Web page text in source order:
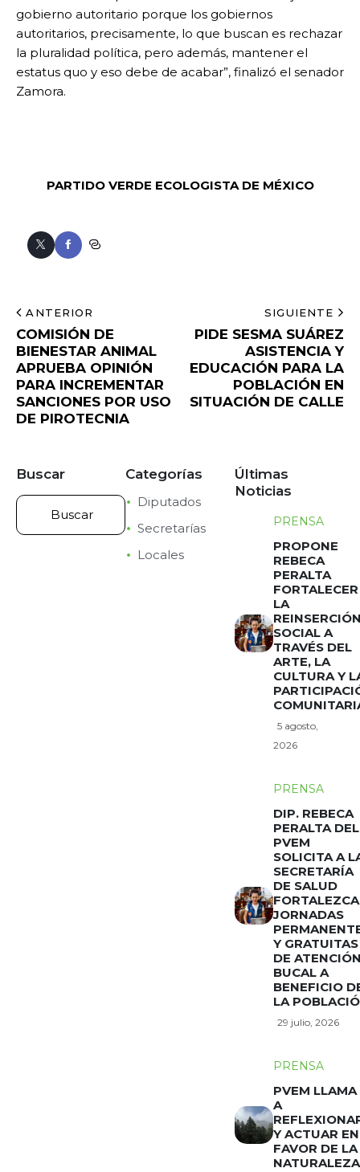
gobierno autoritario porque los gobiernos
autoritarios, precisamente, lo que buscan es rechazar
la pluralidad política, pero además, mantener el
estatus quo y eso debe de acabar”, finalizó el senador
Zamora.
PARTIDO VERDE ECOLOGISTA DE MÉXICO
ANTERIOR
COMISIÓN DE
BIENESTAR ANIMAL
APRUEBA OPINIÓN
PARA INCREMENTAR
SANCIONES POR USO
DE PIROTECNIA
SIGUIENTE
PIDE SESMA SUÁREZ
ASISTENCIA Y
EDUCACIÓN PARA LA
POBLACIÓN EN
SITUACIÓN DE CALLE
Buscar Categorías
Diputados
Secretarías
Locales
Últimas
Noticias
PRENSA
PROPONE
REBECA
PERALTA
FORTALECER
LA
SOCIAL A
TRAVÉS DEL
ARTE, LA
CULTURA Y
5 agosto,
2026
PRENSA
DIP. REBECA
PERALTA DEL
PVEM
SOLICITA A
SECRETARÍA
DE SALUD
FORTALEZCA
JORNADAS
Y GRATUITAS
DE
BUCAL A
BENEFICIO
LA
29 julio, 2026
PRENSA
PVEM LLAMA
A
Y ACTUAR EN
FAVOR DE LA
NATURALEZA